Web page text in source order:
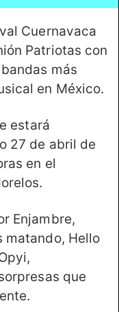
Cuernavaca
Patriotas con
más
en México.
estará
27 de abril de
en el
Enjambre,
matando, Hello
que